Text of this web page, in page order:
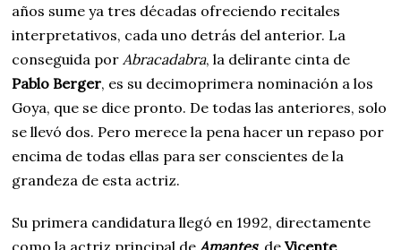
años sume ya tres décadas ofreciendo recitales
interpretativos, cada uno detrás del anterior. La
conseguida por Abracadabra, la delirante cinta de
Pablo Berger, es su decimoprimera nominación a los
Goya, que se dice pronto. De todas las anteriores, solo
se llevó dos. Pero merece la pena hacer un repaso por
encima de todas ellas para ser conscientes de la
grandeza de esta actriz.
Su primera candidatura llegó en 1992, directamente
como la actriz principal de Amantes, deVicente